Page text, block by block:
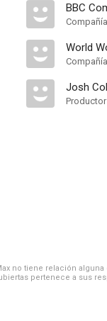
BBC
World
Josh
no tiene relación
pertenece a sus